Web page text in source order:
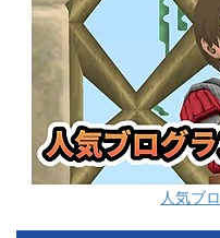
人気ブ